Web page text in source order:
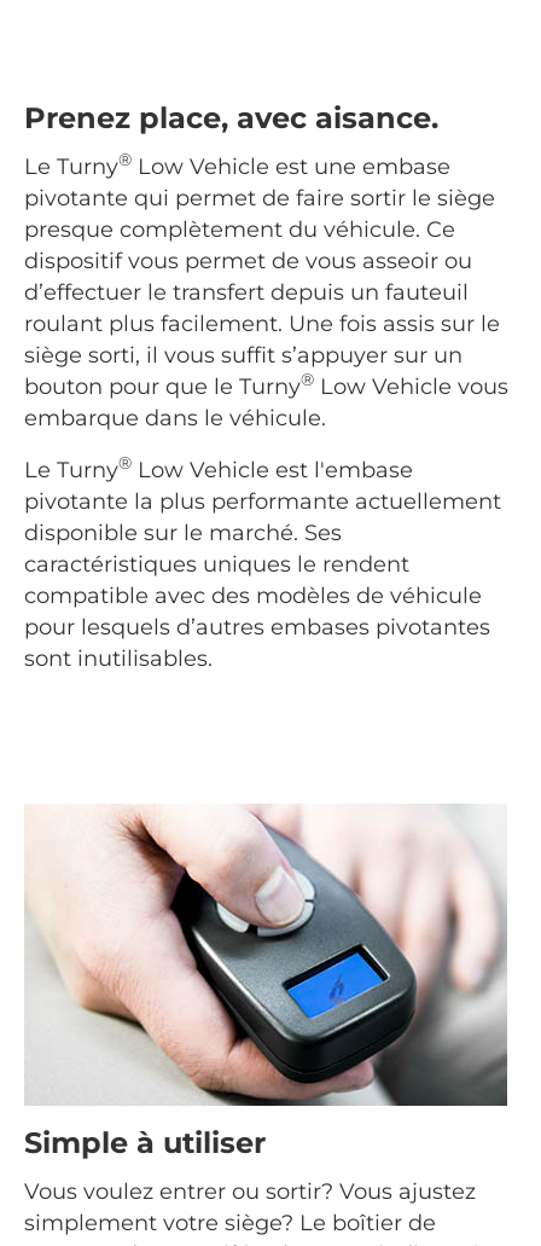
Prenez place, avec aisance.
Le Turny® Low Vehicle est une embase
pivotante qui permet de faire sortir le siège
presque complètement du véhicule. Ce
dispositif vous permet de vous asseoir ou
d’effectuer le transfert depuis un fauteuil
roulant plus facilement. Une fois assis sur le
siège sorti, il vous suffit s’appuyer sur un
bouton pour que le Turny® Low Vehicle vous
embarque dans le véhicule.
Le Turny® Low Vehicle est l'embase
pivotante la plus performante actuellement
disponible sur le marché. Ses
caractéristiques uniques le rendent
compatible avec des modèles de véhicule
pour lesquels d’autres embases pivotantes
sont inutilisables.
Simple à utiliser
Vous voulez entrer ou sortir? Vous ajustez
simplement votre siège? Le boîtier de